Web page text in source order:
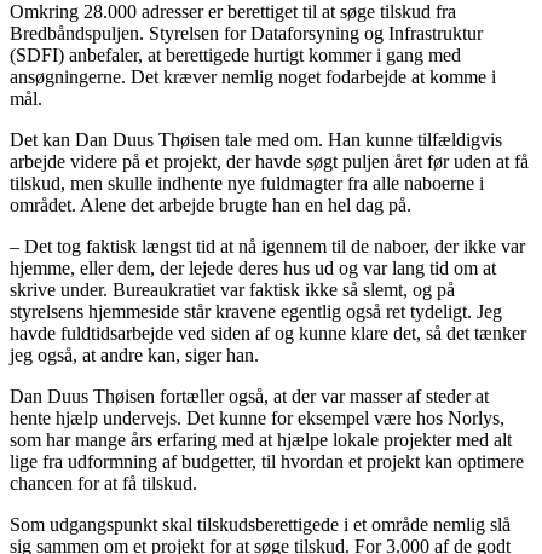
Omkring 28.000 adresser er berettiget til at søge tilskud fra
Bredbåndspuljen. Styrelsen for Dataforsyning og Infrastruktur
(SDFI) anbefaler, at berettigede hurtigt kommer i gang med
ansøgningerne. Det kræver nemlig noget fodarbejde at komme i
mål.
Det kan Dan Duus Thøisen tale med om. Han kunne tilfældigvis
arbejde videre på et projekt, der havde søgt puljen året før uden at få
tilskud, men skulle indhente nye fuldmagter fra alle naboerne i
området. Alene det arbejde brugte han en hel dag på.
– Det tog faktisk længst tid at nå igennem til de naboer, der ikke var
hjemme, eller dem, der lejede deres hus ud og var lang tid om at
skrive under. Bureaukratiet var faktisk ikke så slemt, og på
styrelsens hjemmeside står kravene egentlig også ret tydeligt. Jeg
havde fuldtidsarbejde ved siden af og kunne klare det, så det tænker
jeg også, at andre kan, siger han.
Dan Duus Thøisen fortæller også, at der var masser af steder at
hente hjælp undervejs. Det kunne for eksempel være hos Norlys,
som har mange års erfaring med at hjælpe lokale projekter med alt
lige fra udformning af budgetter, til hvordan et projekt kan optimere
chancen for at få tilskud.
Som udgangspunkt skal tilskudsberettigede i et område nemlig slå
sig sammen om et projekt for at søge tilskud. For 3.000 af de godt